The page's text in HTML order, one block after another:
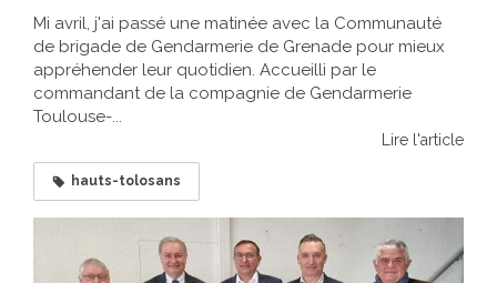
Mi avril, j'ai passé une matinée avec la Communauté
de brigade de Gendarmerie de Grenade pour mieux
appréhender leur quotidien. Accueilli par le
commandant de la compagnie de Gendarmerie
Toulouse-...
Lire l'article
hauts-tolosans